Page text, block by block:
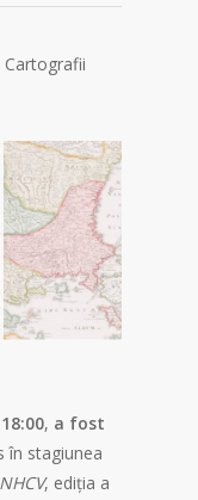
Cartografii
, a fost
în stagiunea
, ediția a